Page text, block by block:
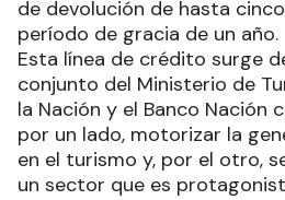
de devolución de hasta
período de gracia de un año.
Esta línea de crédito surge
conjunto del Ministerio de
la Nación y el Banco Nación
por un lado, motorizar la
en el turismo y, por el otro,
un sector que es